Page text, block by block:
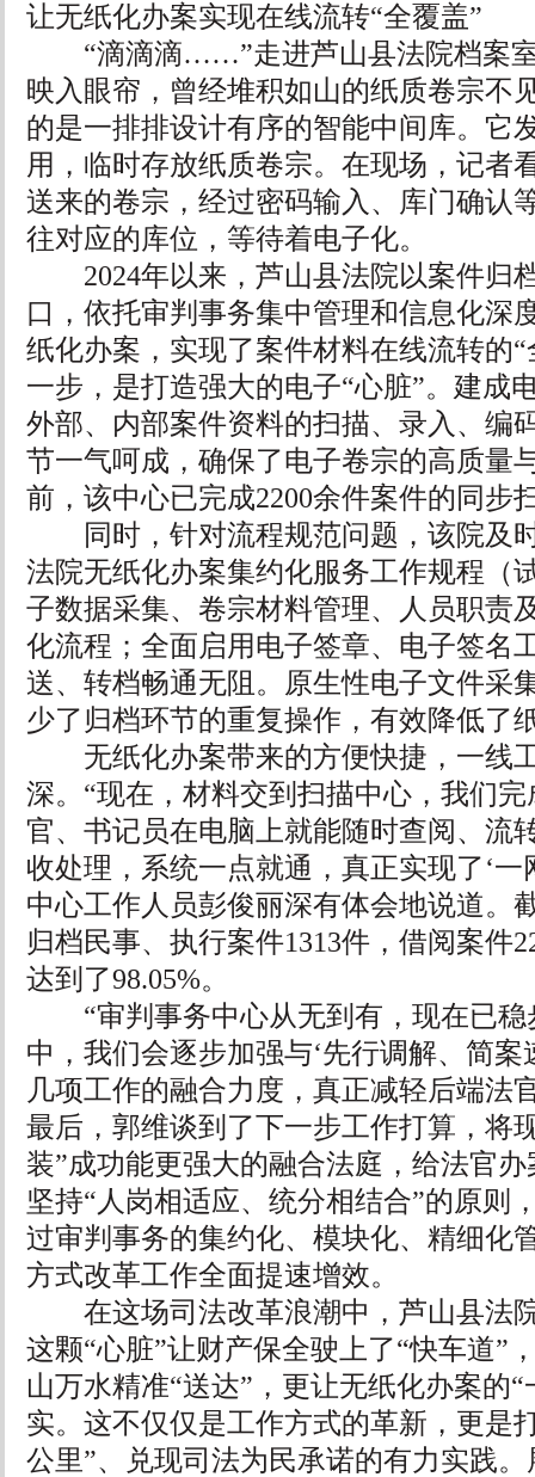
让无纸化办案实现在线流转“全覆盖”
“滴滴滴……”走进芦山县法院档案室
映入眼帘，曾经堆积如山的纸质卷宗不
的是一排排设计有序的智能中间库。它
用，临时存放纸质卷宗。在现场，记者
送来的卷宗，经过密码输入、库门确认
往对应的库位，等待着电子化。
2024年以来，芦山县法院以案件归
口，依托审判事务集中管理和信息化深
纸化办案，实现了案件材料在线流转的
一步，是打造强大的电子“心脏”。建成
外部、内部案件资料的扫描、录入、编
节一气呵成，确保了电子卷宗的高质量
前，该中心已完成2200余件案件的同步
同时，针对流程规范问题，该院及
法院无纸化办案集约化服务工作规程（
子数据采集、卷宗材料管理、人员职责
化流程；全面启用电子签章、电子签名
送、转档畅通无阻。原生性电子文件采
少了归档环节的重复操作，有效降低了
无纸化办案带来的方便快捷，一线
深。“现在，材料交到扫描中心，我们
官、书记员在电脑上就能随时查阅、流
收处理，系统一点就通，真正实现了‘一
中心工作人员彭俊丽深有体会地说道。
归档民事、执行案件1313件，借阅案件
达到了98.05%。
“审判事务中心从无到有，现在已稳
中，我们会逐步加强与‘先行调解、简案
几项工作的融合力度，真正减轻后端法
最后，郭维谈到了下一步工作打算，将
装”成功能更强大的融合法庭，给法官
坚持“人岗相适应、统分相结合”的原则
过审判事务的集约化、模块化、精细化
方式改革工作全面提速增效。
在这场司法改革浪潮中，芦山县法
这颗“心脏”让财产保全驶上了“快车道”
山万水精准“送达”，更让无纸化办案的
实。这不仅仅是工作方式的革新，更是
公里”、兑现司法为民承诺的有力实践